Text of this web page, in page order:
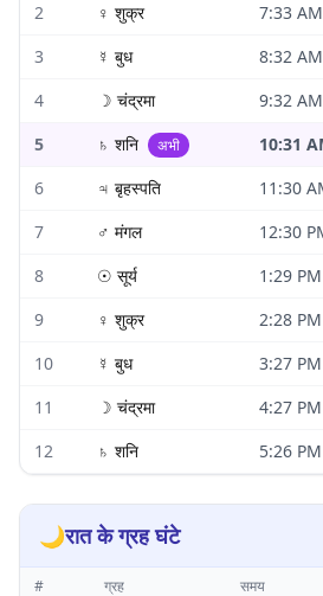
2
♀ शुक्र 7:33 AM
3
☿ बुध 8:32 AM
4
☽ चंद्रमा 9:32 AM
5
♄ शनि अभी 10:31
6
♃ बृहस्पति 11:30
7
♂ मंगल 12:30
8
☉ सूर्य 1:29 PM
9
♀ शुक्र 2:28 PM
10
☿ बुध 3:27 PM
11
☽ चंद्रमा 4:27 PM
12
♄ शनि 5:26 PM
🌙रात के ग्रह घंटे
# ग्रह समय